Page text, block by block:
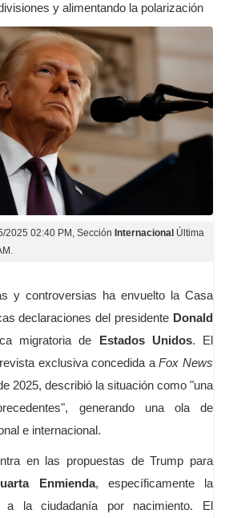
y alimentando la polarización
2025 02:40 PM , Sección Internacional Última
y controversias ha envuelto la Casa
declaraciones del presidente Donald
migratoria de Estados Unidos. El
exclusiva concedida aFox News
2025, describió la situación como "una
generando una ola de
e internacional.
en las propuestas de Trump para
Enmienda, específicamente la
a la ciudadanía por nacimiento. El